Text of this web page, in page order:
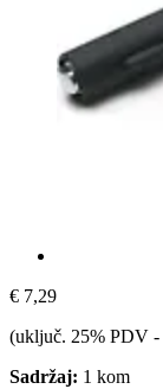
€ 7,29
(uključ. 25% PDV -
Sadržaj: 1 kom